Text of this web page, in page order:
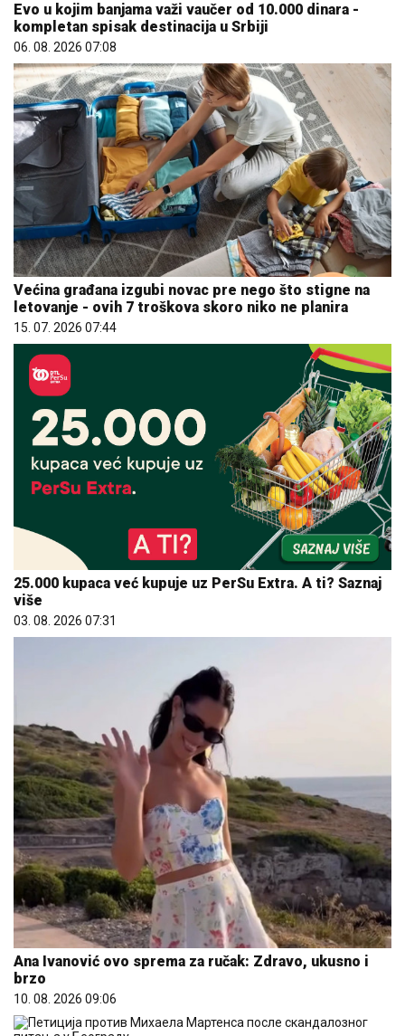
Evo u kojim banjama važi vaučer od 10.000 dinara -
kompletan spisak destinacija u Srbiji
06. 08. 2026 07:08
Većina građana izgubi novac pre nego što stigne na
letovanje - ovih 7 troškova skoro niko ne planira
15. 07. 2026 07:44
25.000 kupaca već kupuje uz PerSu Extra. A ti? Saznaj
više
03. 08. 2026 07:31
Ana Ivanović ovo sprema za ručak: Zdravo, ukusno i
brzo
10. 08. 2026 09:06